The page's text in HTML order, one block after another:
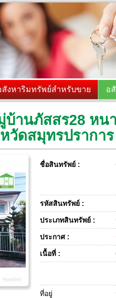
สังหาริมทรัพย์สำหรับขาย อ
บ้านภัสสร28 หน
วัดสมุทรปราการ
ชื่อสินทรัพย์ :
รหัสสินทรัพย์ :
ประเภทสินทรัพย์ :
ประกาศ :
เนื้อที่ :
ที่อยู่